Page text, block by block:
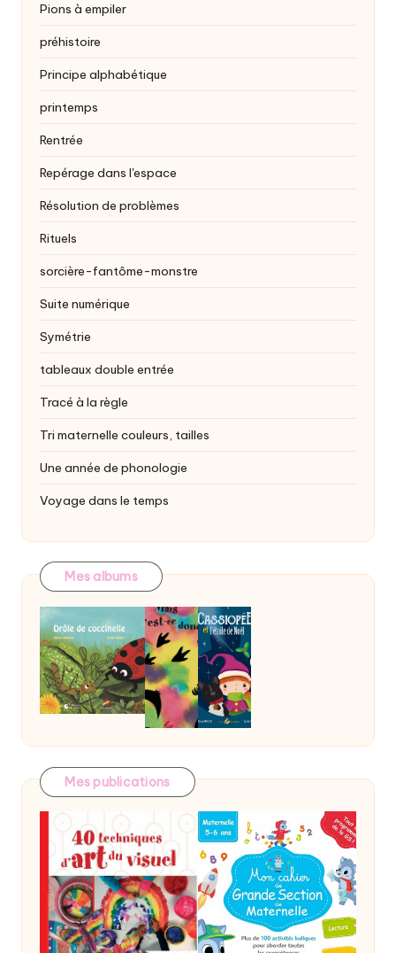
Pions à empiler
préhistoire
Principe alphabétique
printemps
Rentrée
Repérage dans l'espace
Résolution de problèmes
Rituels
sorcière-fantôme-monstre
Suite numérique
Symétrie
tableaux double entrée
Tracé à la règle
Tri maternelle couleurs, tailles
Une année de phonologie
Voyage dans le temps
Mes albums
Mes publications